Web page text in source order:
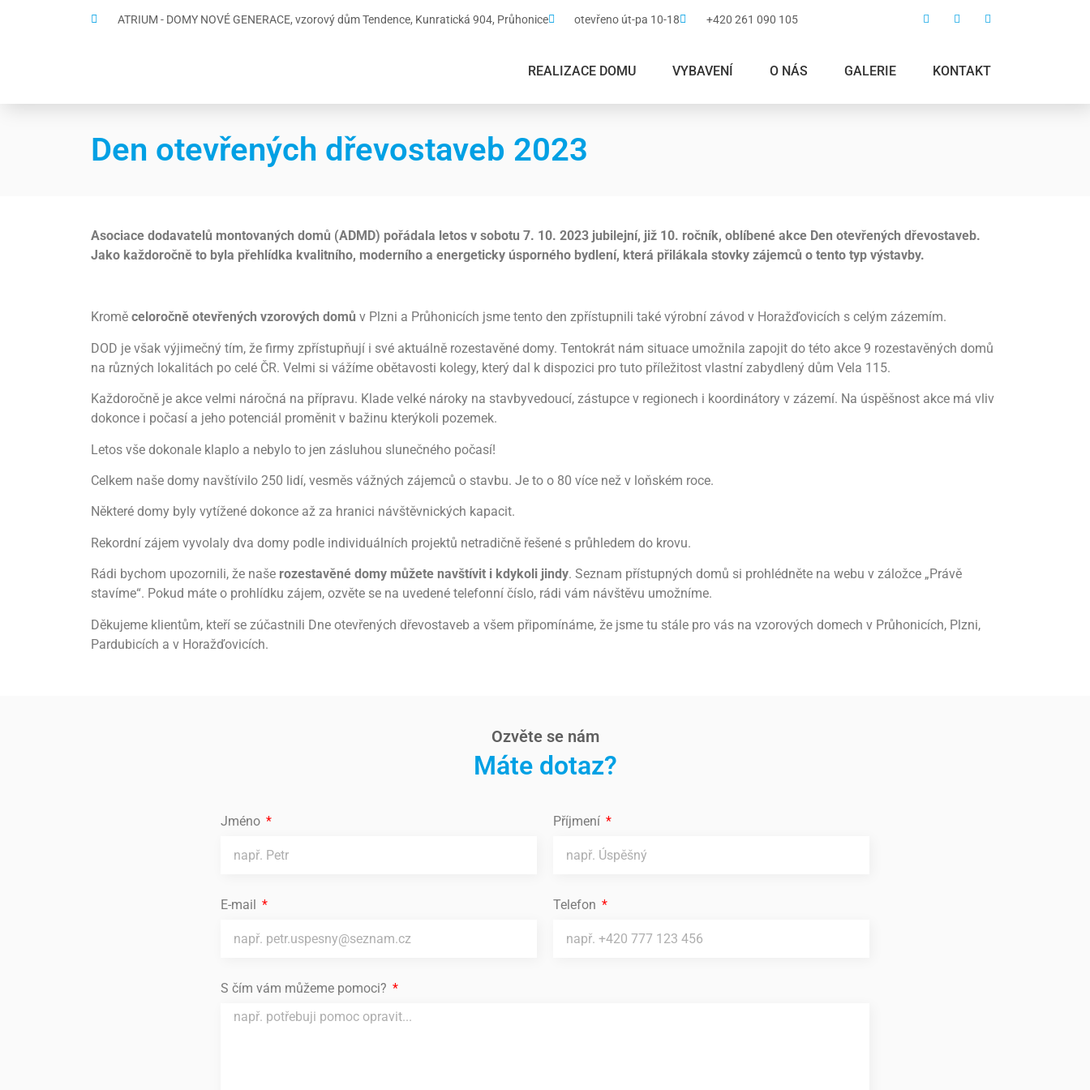
ATRIUM - DOMY NOVÉ GENERACE, vzorový dům Tendence, Kunratická 904, Průhonice otevřeno út-pa 10-18 +420 261 090 105
REALIZACE DOMU VYBAVENÍ O NÁS GALERIE KONTAKT
Den otevřených dřevostaveb 2023
Asociace dodavatelů montovaných domů (ADMD) pořádala letos v sobotu 7. 10. 2023 jubilejní, již 10. ročník, oblíbené akce Den otevřených dřevostaveb.
Jako každoročně to byla přehlídka kvalitního, moderního a energeticky úsporného bydlení, která přilákala stovky zájemců o tento typ výstavby.
Kromě celoročně otevřených vzorových domů v Plzni a Průhonicích jsme tento den zpřístupnili také výrobní závod v Horažďovicích s celým zázemím.
DOD je však výjimečný tím, že firmy zpřístupňují i své aktuálně rozestavěné domy. Tentokrát nám situace umožnila zapojit do této akce 9 rozestavěných domů
na různých lokalitách po celé ČR. Velmi si vážíme obětavosti kolegy, který dal k dispozici pro tuto příležitost vlastní zabydlený dům Vela 115.
Každoročně je akce velmi náročná na přípravu. Klade velké nároky na stavbyvedoucí, zástupce v regionech i koordinátory v zázemí. Na úspěšnost akce má vliv
dokonce i počasí a jeho potenciál proměnit v bažinu kterýkoli pozemek.
Letos vše dokonale klaplo a nebylo to jen zásluhou slunečného počasí!
Celkem naše domy navštívilo 250 lidí, vesměs vážných zájemců o stavbu. Je to o 80 více než v loňském roce.
Některé domy byly vytížené dokonce až za hranici návštěvnických kapacit.
Rekordní zájem vyvolaly dva domy podle individuálních projektů netradičně řešené s průhledem do krovu.
Rádi bychom upozornili, že naše rozestavěné domy můžete navštívit i kdykoli jindy. Seznam přístupných domů si prohlédněte na webu v záložce „Právě
stavíme“. Pokud máte o prohlídku zájem, ozvěte se na uvedené telefonní číslo, rádi vám návštěvu umožníme.
Děkujeme klientům, kteří se zúčastnili Dne otevřených dřevostaveb a všem připomínáme, že jsme tu stále pro vás na vzorových domech v Průhonicích, Plzni,
Pardubicích a v Horažďovicích.
Ozvěte se nám
Máte dotaz?
Jméno Příjmení
E-mail Telefon
S čím vám můžeme pomoci?